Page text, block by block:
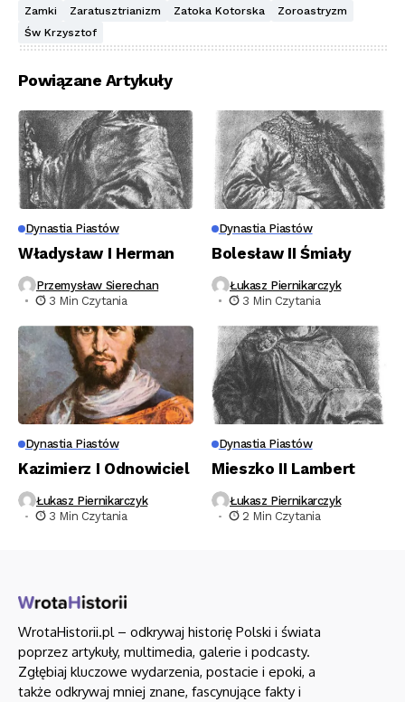
Zamki
Zaratusztrianizm Zatoka Kotorska
Zoroastryzm
Św Krzysztof
Powiązane Artykuły
Dynastia Piastów
Władysław I Herman
Przemysław Sierechan
3 Min Czytania
Dynastia Piastów
Bolesław II Śmiały
Łukasz Piernikarczyk
3 Min Czytania
Dynastia Piastów
Kazimierz I Odnowiciel
Łukasz Piernikarczyk
3 Min Czytania
Dynastia Piastów
Mieszko II Lambert
Łukasz Piernikarczyk
2 Min Czytania
WrotaHistorii.pl – odkrywaj historię Polski i świata
poprzez artykuły, multimedia, galerie i podcasty.
Zgłębiaj kluczowe wydarzenia, postacie i epoki, a
także odkrywaj mniej znane, fascynujące fakty i